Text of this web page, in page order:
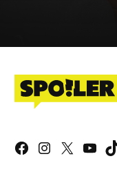
Facebook
X